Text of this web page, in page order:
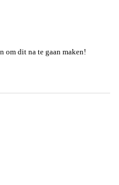
om dit na te gaan maken!